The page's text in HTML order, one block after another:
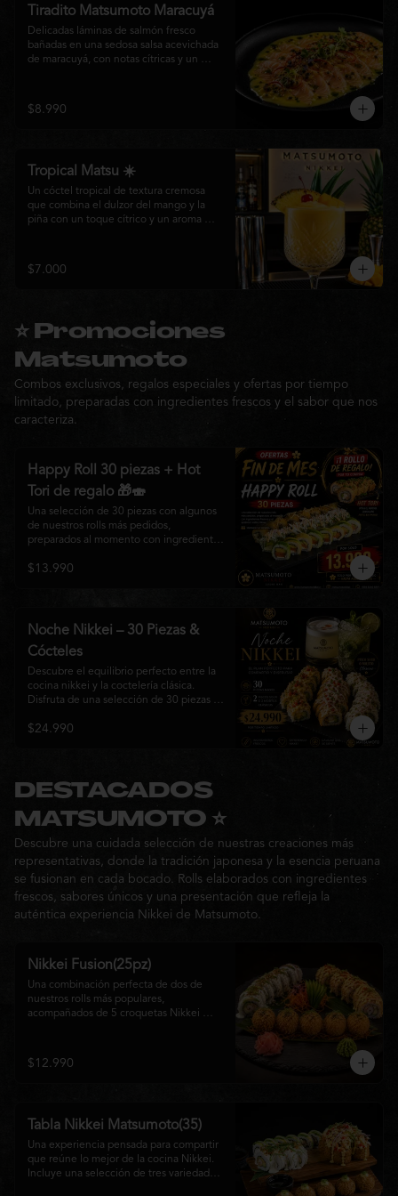
Tiradito Matsumoto Maracuyá
Delicadas láminas de salmón fresco
bañadas en una sedosa salsa acevichada
de maracuyá, con notas cítricas y un
de ají rojo, aceite de cilantro, brotes
frescos y pimienta recién molida. Un
$8.990
Tropical Matsu ☀️
Un cóctel tropical de textura cremosa
que combina el dulzor del mango y la
piña con un toque cítrico y un aroma
nikkei de Matsumoto.
$7.000
⭐ Promociones
Matsumoto
Combos exclusivos, regalos especiales y ofertas por tiempo
limitado, preparadas con ingredientes frescos y el sabor que nos
caracteriza.
Happy Roll 30 piezas + Hot
Tori de regalo 🎁🍣
Una selección de 30 piezas con algunos
de nuestros rolls más pedidos,
preparados al momento con ingredientes
Matsumoto Nikkei. Una promoción
Incluye un Hot Tori de regalo (10 piezas):
crema y cebollín, frito en panko hasta
obtener un dorado perfecto y una
textura irresistible.
$13.990
Noche Nikkei – 30 Piezas &
Cócteles
Descubre el equilibrio perfecto entre la
cocina nikkei y la coctelería clásica.
Disfruta de una selección de 30 piezas
frescos, acompañadas de 2 Pisco Sour o
a Matsumoto Nikkei.
Ideal para: una cita, una salida con
amigos o una noche especial llena de
sabor y buena compañía.
$24.990
DESTACADOS
MATSUMOTO ⭐
Descubre una cuidada selección de nuestras creaciones más
representativas, donde la tradición japonesa y la esencia peruana
se fusionan en cada bocado. Rolls elaborados con ingredientes
frescos, sabores únicos y una presentación que refleja la
auténtica experiencia Nikkei de Matsumoto.
Nikkei Fusion(25pz)
Una combinación perfecta de dos de
nuestros rolls más populares,
acompañados de 5 croquetas Nikkei
cremosa salsa de la casa. Una tabla que
reúne diferentes texturas y sabores, ideal
$12.990
Tabla Nikkei Matsumoto(35)
Una experiencia pensada para compartir
que reúne lo mejor de la cocina Nikkei.
Incluye una selección de tres variedades